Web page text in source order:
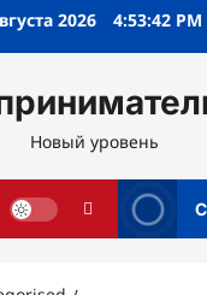
2026 4:53:43 PM
Новый уровень